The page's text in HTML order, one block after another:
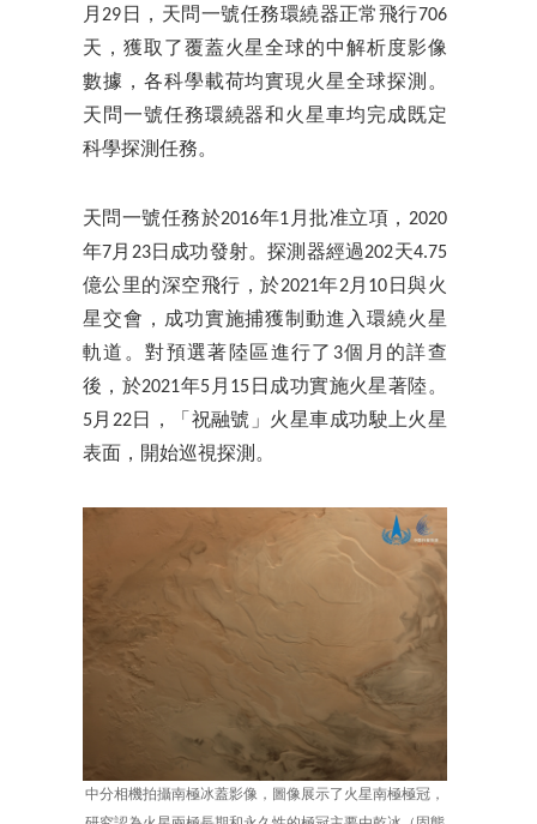
月29日，天問一號任務環繞器正常飛行706
天，獲取了覆蓋火星全球的中解析度影像
數據，各科學載荷均實現火星全球探測。
天問一號任務環繞器和火星車均完成既定
科學探測任務。
天問一號任務於2016年1月批准立項，2020
年7月23日成功發射。探測器經過202天4.75
億公里的深空飛行，於2021年2月10日與火
星交會，成功實施捕獲制動進入環繞火星
軌道。對預選著陸區進行了3個月的詳查
後，於2021年5月15日成功實施火星著陸。
5月22日，「祝融號」火星車成功駛上火星
表面，開始巡視探測。
中分相機拍攝南極冰蓋影像，圖像展示了火星南極極冠，